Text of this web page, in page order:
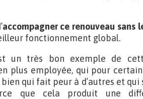
accompagner ce renouveau sans
fonctionnement global.
un très bon exemple de
plus employée, qui pour
qui fait peur à d’autres et qui
que cela produit une